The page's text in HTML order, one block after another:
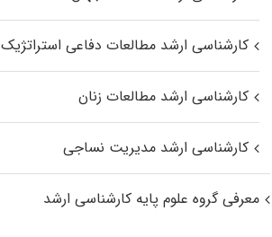
کارشناسی ارشد مطالعات دفاعی استراتژیک
کارشناسی ارشد مطالعات زنان
کارشناسی ارشد مدیریت نساجی
معرفی گروه علوم پایه کارشناسی ارشد